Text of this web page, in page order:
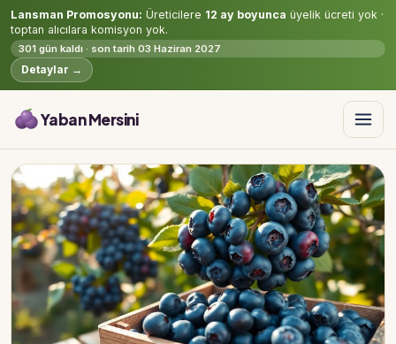
Lansman Promosyonu: Üreticilere 12 ay boyunca üyelik ücreti yok ·
toptan alıcılara komisyon yok.
301 gün kaldı · son tarih 03 Haziran 2027
Detaylar →
Yaban Mersini